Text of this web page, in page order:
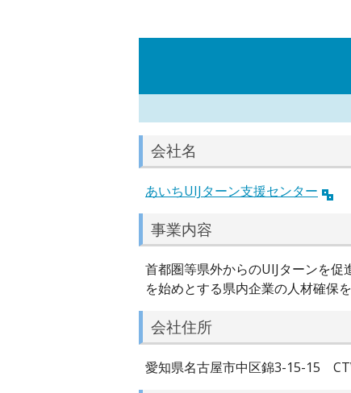
会社名
あいちUIJターン支援センター
事業内容
首都圏等県外からのUIJターンを
を始めとする県内企業の人材確保を
会社住所
愛知県名古屋市中区錦3-15-15